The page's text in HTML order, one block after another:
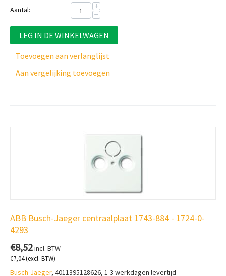
Aantal:
+
−
LEG IN DE WINKELWAGEN
Toevoegen aan verlanglijst
Aan vergelijking toevoegen
ABB Busch-Jaeger centraalplaat 1743-884 - 1724-0-
4293
€8,52incl. BTW
€7,04(excl. BTW)
Busch-Jaeger, 4011395128626, 1-3 werkdagen levertijd